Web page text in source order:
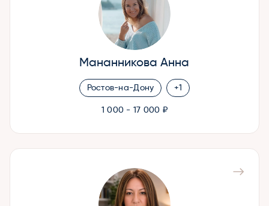
Мананникова Анна
Ростов-на-Дону +1
1 000 - 17 000 ₽